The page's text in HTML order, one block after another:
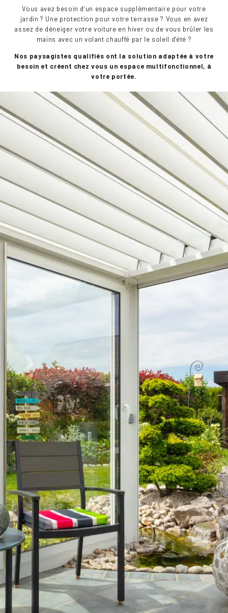
Vous avez besoin d’un espace supplémentaire pour votre
jardin ? Une protection pour votre terrasse ? Vous en avez
assez de déneiger votre voiture en hiver ou de vous brûler les
mains avec un volant chauffé par le soleil d’été ?
Nos paysagistes qualifiés ont la solution adaptée à votre
besoin et créent chez vous un espace multifonctionnel, à
votre portée.